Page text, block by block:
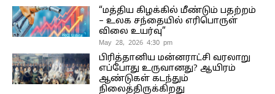
“மத்திய கிழக்கில் மீண்டும் பதற்றம்
– உலக சந்தையில் எரிபொருள்
விலை உயர்வு”
May 28, 2026 4:30 pm
பிரித்தானிய மன்னராட்சி வரலாறு
எப்போது உருவானது? ஆயிரம்
ஆண்டுகள் கடந்தும்
நிலைத்திருக்கிறது